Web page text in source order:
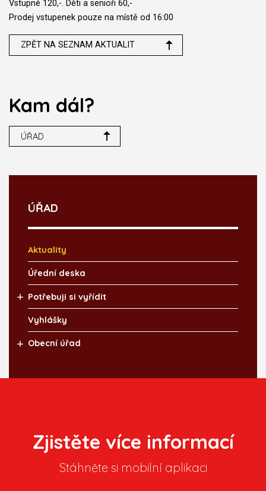
Vstupné 120,-. Děti a senioři 60,-
Prodej vstupenek pouze na místě od 16:00
ZPĚT NA SEZNAM AKTUALIT
Kam dál?
ÚŘAD
ÚŘAD
Aktuality
Úřední deska
Potřebuji si vyřídit
Vyhlášky
Obecní úřad
Zjistěte více informací
Stáhněte si mobilní aplikaci